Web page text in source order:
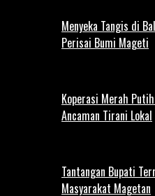
Menyeka Tangis di
Perisai Bumi Mageti
Koperasi Merah
Ancaman Tirani Lokal
Tantangan Bupati
Masyarakat Magetan